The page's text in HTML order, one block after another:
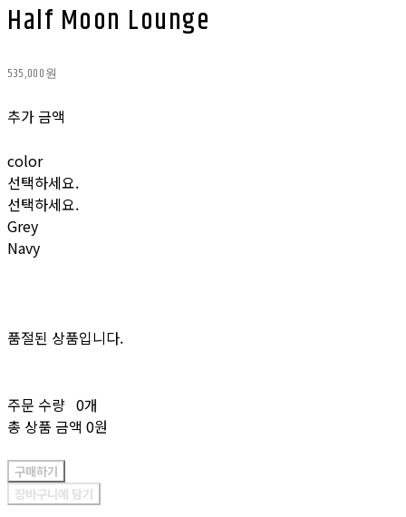
Half Moon Lounge
535,000원
추가 금액
color
선택하세요.
선택하세요.
Grey
Navy
품절된 상품입니다.
주문 수량 0개
총 상품 금액 0원
구매하기
장바구니에 담기